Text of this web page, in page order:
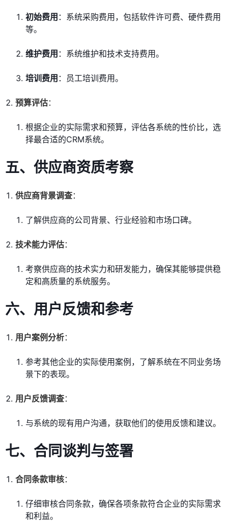
初始费用 ：系统采购费用，包括软件许可费、硬件费用
等。
维护费用 ：系统维护和技术支持费用。
培训费用 ：员工培训费用。
预算评估：
根据企业的实际需求和预算，评估各系统的性价比，选
择最合适的CRM系统。
五、供应商资质考察
供应商背景调查：
了解供应商的公司背景、行业经验和市场口碑。
技术能力评估：
考察供应商的技术实力和研发能力，确保其能够提供稳
定和高质量的系统服务。
六、用户反馈和参考
用户案例分析：
参考其他企业的实际使用案例，了解系统在不同业务场
景下的表现。
用户反馈调查：
与系统的现有用户沟通，获取他们的使用反馈和建议。
七、合同谈判与签署
合同条款审核：
仔细审核合同条款，确保各项条款符合企业的实际需求
和利益。